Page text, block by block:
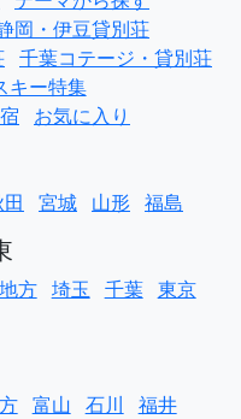
岡・伊豆貸別荘
千葉コテージ・貸別荘
キー特集
お気に入り
宮城 山形 福島
方 埼玉 千葉 東京
富山 石川 福井